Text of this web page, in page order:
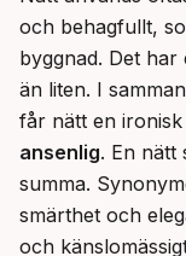
och behagfullt,
byggnad. Det
än liten. I
ansenlig. En nätt
summa.
smärthet och
och